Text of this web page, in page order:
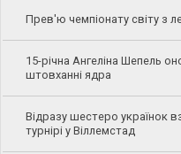
Прев'ю чемпіонату світу з
15-річна Ангеліна Шепель
штовханні ядра
Відразу шестеро українок
турнірі у Віллемстад